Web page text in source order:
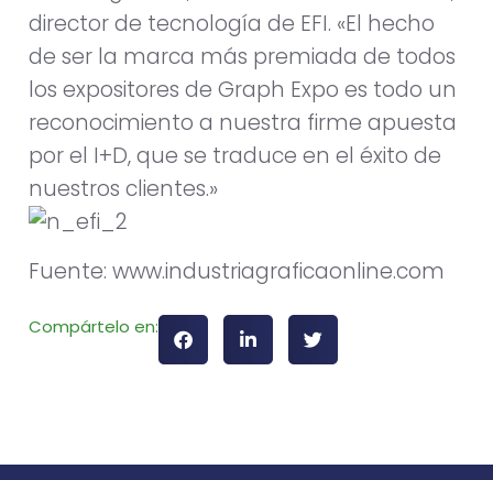
director de tecnología de EFI. «El hecho
de ser la marca más premiada de todos
los expositores de Graph Expo es todo un
reconocimiento a nuestra firme apuesta
por el I+D, que se traduce en el éxito de
nuestros clientes.»
Fuente: www.industriagraficaonline.com
Compártelo en: